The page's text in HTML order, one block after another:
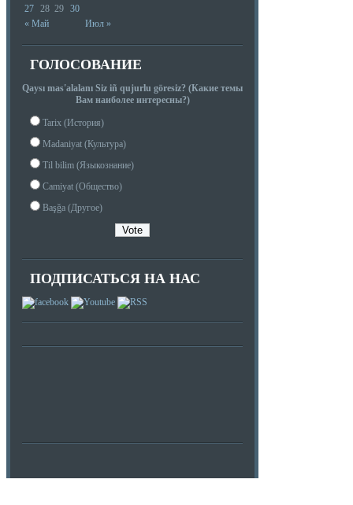
« Май Июл »
27 28 29 30
ГОЛОСОВАНИЕ
Qaysı mas'alalanı Siz iñ qujurlu göresiz? (Какие темы
Вам наиболее интересны?)
Tarix (История)
Madaniyat (Культура)
Til bilim (Языкознание)
Camiyat (Общество)
Başğa (Другое)
ПОДПИСАТЬСЯ НА НАС